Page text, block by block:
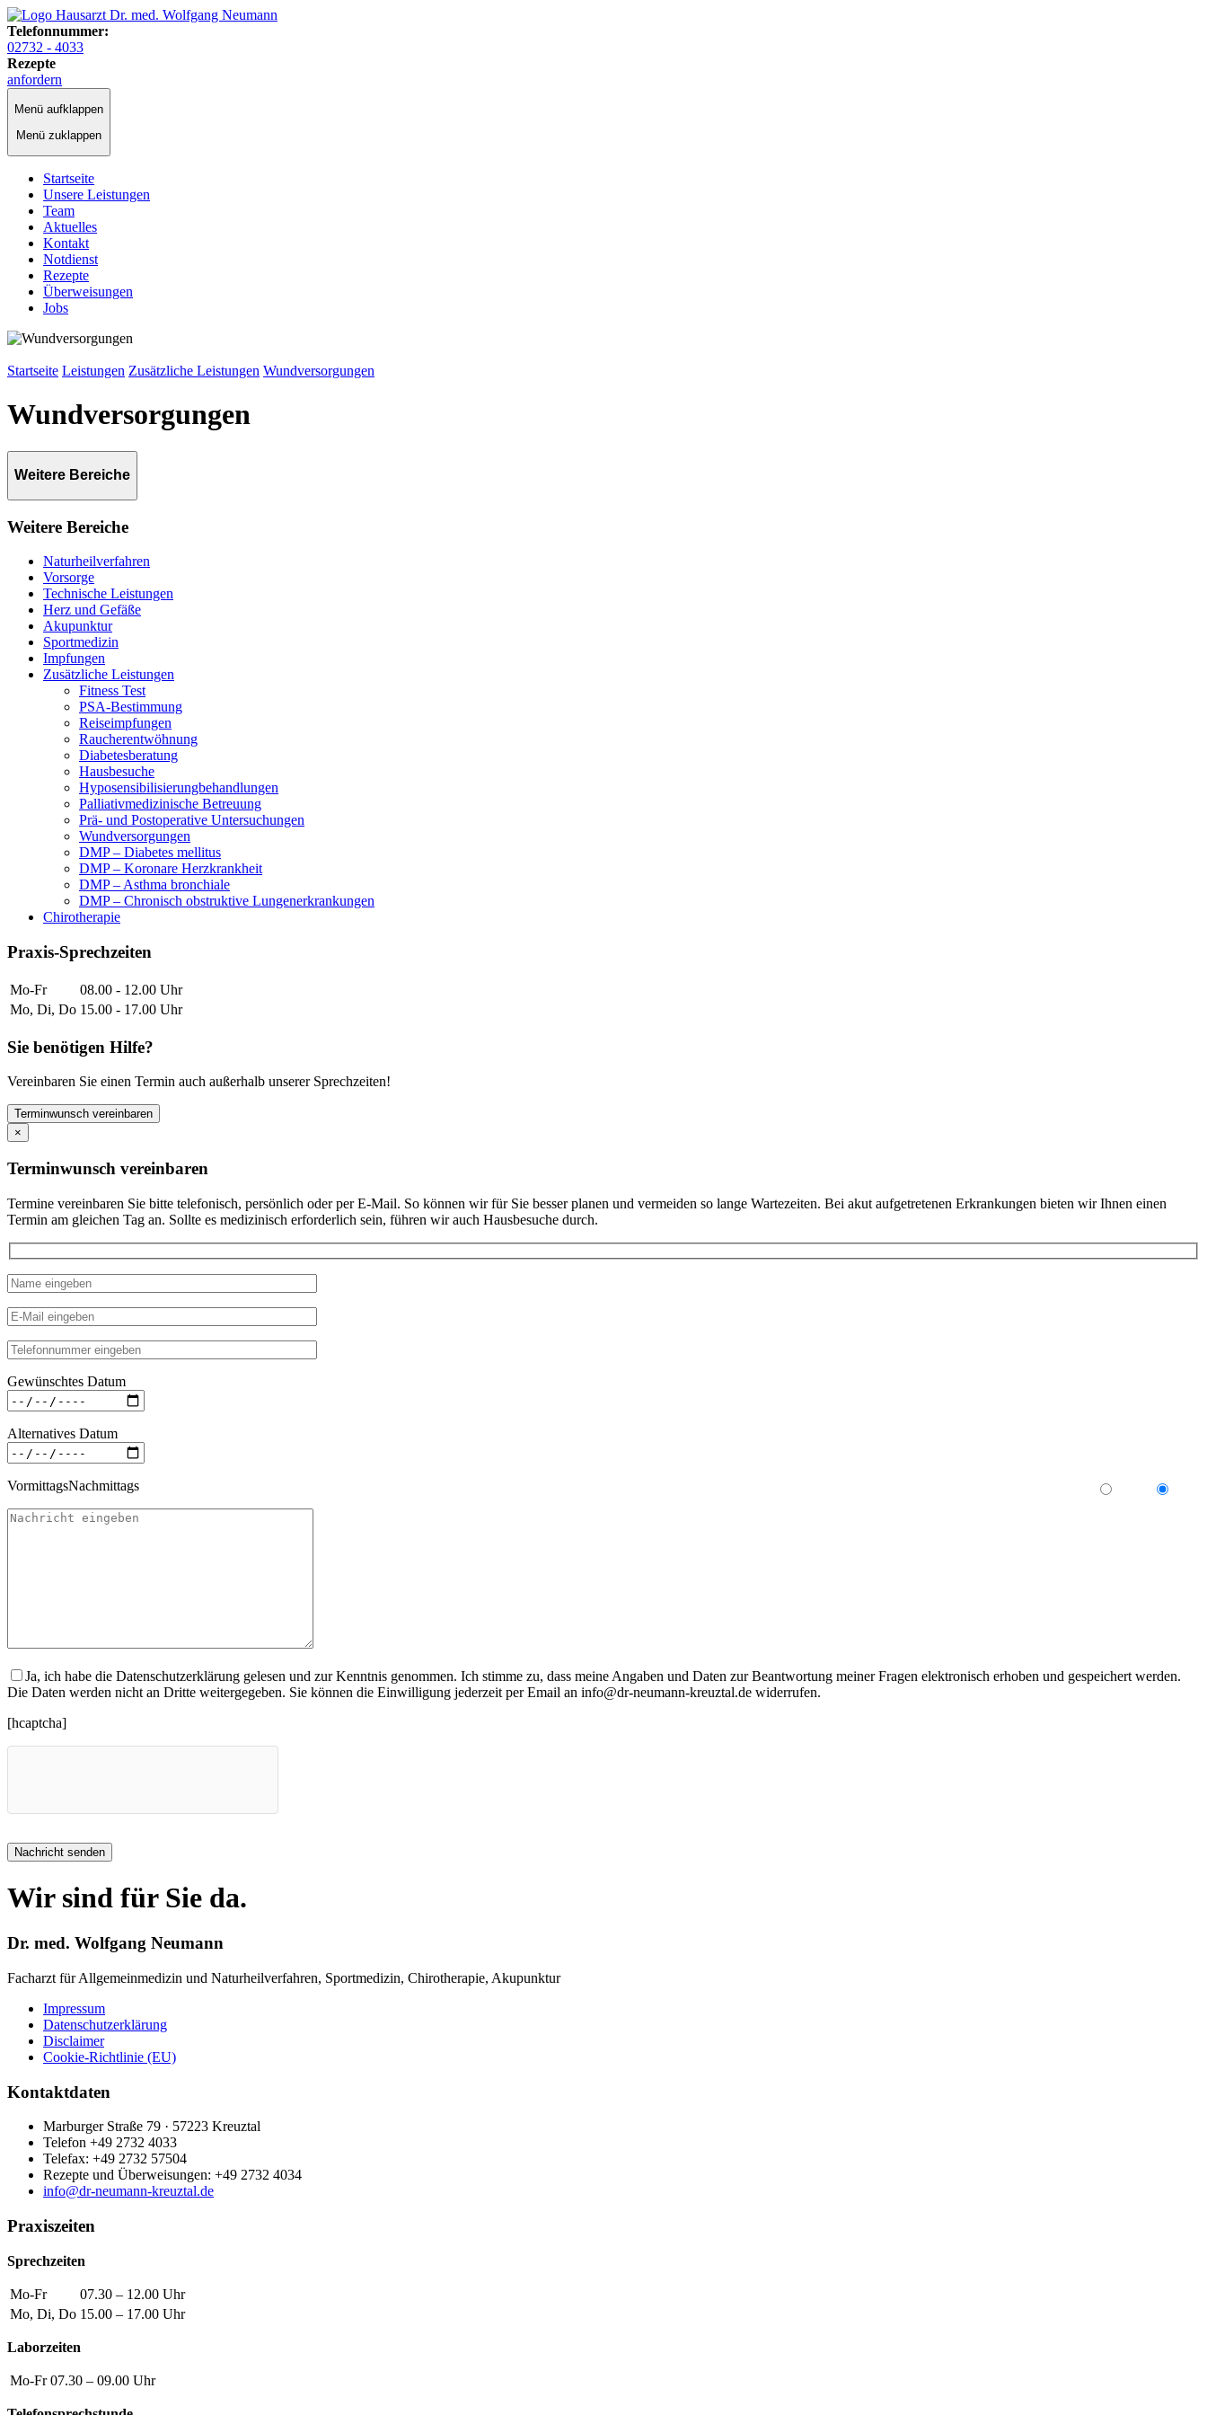
Telefonnummer:
02732 - 4033
Rezepte
anfordern
Menü aufklappen
Menü zuklappen
Startseite
Unsere Leistungen
Team
Aktuelles
Kontakt
Notdienst
Rezepte
Überweisungen
Jobs
Startseite Leistungen Zusätzliche Leistungen Wundversorgungen
Wundversorgungen
Weitere Bereiche
Weitere Bereiche
Naturheil­verfahren
Vorsorge
Technische Leistungen
Herz und Gefäße
Akupunktur
Sportmedizin
Impfungen
Zusätzliche Leistungen
Fitness Test
PSA-Bestimmung
Reiseimpfungen
Raucherentwöhnung
Diabetesberatung
Hausbesuche
Hyposensibilisierungbehandlungen
Palliativmedizinische Betreuung
Prä- und Postoperative Untersuchungen
Wundversorgungen
DMP – Diabetes mellitus
DMP – Koronare Herzkrankheit
DMP – Asthma bronchiale
DMP – Chronisch obstruktive Lungenerkrankungen
Chirotherapie
Praxis-Sprechzeiten
Mo-Fr
08.00 - 12.00 Uhr
Mo, Di, Do 15.00 - 17.00 Uhr
Sie benötigen Hilfe?
Vereinbaren Sie einen Termin auch außerhalb unserer Sprechzeiten!
Terminwunsch vereinbaren
×
Terminwunsch vereinbaren
Termine vereinbaren Sie bitte telefonisch, persönlich oder per E-Mail. So können wir für Sie besser planen und vermeiden so lange Wartezeiten. Bei akut aufgetretenen Erkrankungen bieten wir Ihnen einen
Termin am gleichen Tag an. Sollte es medizinisch erforderlich sein, führen wir auch Hausbesuche durch.
Gewünschtes Datum
Alternatives Datum
VormittagsNachmittags
Ja, ich habe die Datenschutzerklärung gelesen und zur Kenntnis genommen. Ich stimme zu, dass meine Angaben und Daten zur Beantwortung meiner Fragen elektronisch erhoben und gespeichert werden.
Die Daten werden nicht an Dritte weitergegeben. Sie können die Einwilligung jederzeit per Email an info@dr-neumann-kreuztal.de widerrufen.
[hcaptcha]
Wir sind für Sie da.
Dr. med. Wolfgang Neumann
Facharzt für Allgemeinmedizin und Naturheilverfahren, Sportmedizin, Chirotherapie, Akupunktur
Impressum
Datenschutzerklärung
Disclaimer
Cookie-Richtlinie (EU)
Kontaktdaten
Marburger Straße 79 · 57223 Kreuztal
Telefon +49 2732 4033
Telefax: +49 2732 57504
Rezepte und Überweisungen: +49 2732 4034
info@dr-neumann-kreuztal.de
Praxiszeiten
Sprechzeiten
Mo-Fr
07.30 – 12.00 Uhr
Mo, Di, Do 15.00 – 17.00 Uhr
Laborzeiten
Mo-Fr 07.30 – 09.00 Uhr